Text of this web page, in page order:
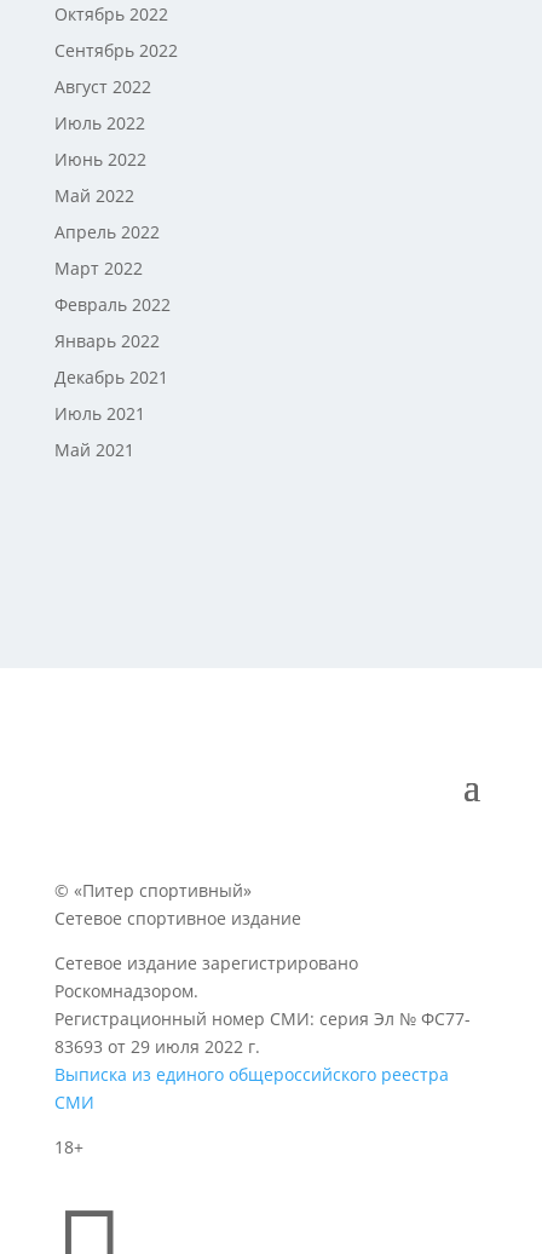
Октябрь 2022
Сентябрь 2022
Август 2022
Июль 2022
Июнь 2022
Май 2022
Апрель 2022
Март 2022
Февраль 2022
Январь 2022
Декабрь 2021
Июль 2021
Май 2021
© «Питер спортивный»
Сетевое спортивное издание
Сетевое издание зарегистрировано
Роскомнадзором.
Регистрационный номер СМИ: серия Эл № ФС77-
83693 от 29 июля 2022 г.
Выписка из единого общероссийского реестра
СМИ
18+